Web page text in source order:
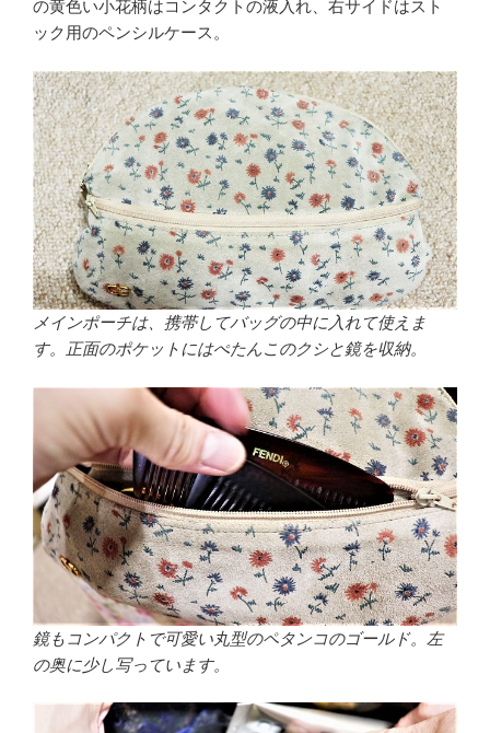
の黄色い小花柄はコンタクトの液入れ、右サイドはスト
ック用のペンシルケース。
メインポーチは、携帯してバッグの中に入れて使えま
す。正面のポケットにはぺたんこのクシと鏡を収納。
鏡もコンパクトで可愛い丸型のペタンコのゴールド。左
の奥に少し写っています。